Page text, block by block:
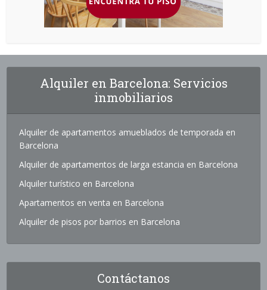
Alquiler en Barcelona: Servicios
inmobiliarios
Alquiler de apartamentos amueblados de temporada en
Barcelona
Alquiler de apartamentos de larga estancia en Barcelona
Alquiler turístico en Barcelona
Apartamentos en venta en Barcelona
Alquiler de pisos por barrios en Barcelona
Contáctanos